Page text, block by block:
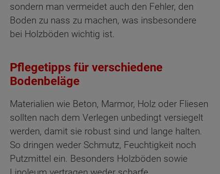
sondern man vermeidet auch den Fehler, den
Boden zu nass zu machen, was insbesondere
bei Holzböden wichtig ist.
Pflegetipps für verschiedene
Bodenbeläge
Materialien wie Beton, Marmor, Holz oder Fliesen
sollten nach dem Verlegen unbedingt versiegelt
werden, damit sie robust sind und lange halten.
So dringen weder Schmutz, Feuchtigkeit noch
Putzmittel ein. Besonders Holzböden sowie